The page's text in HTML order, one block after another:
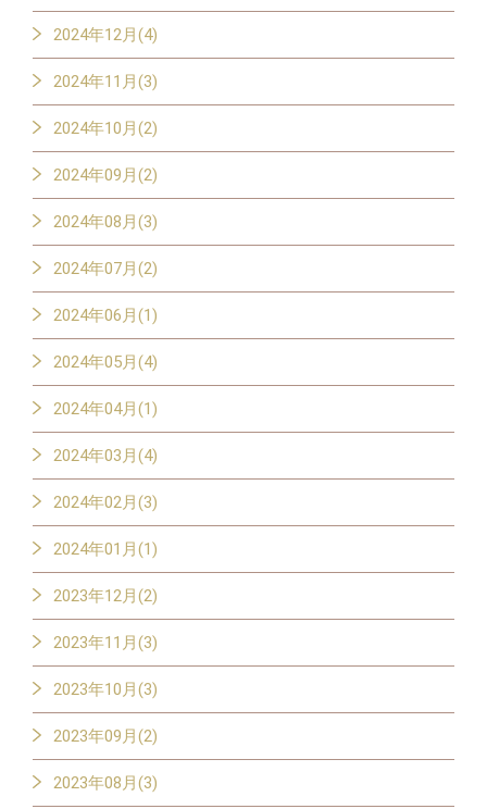
2024年12月(4)
2024年11月(3)
2024年10月(2)
2024年09月(2)
2024年08月(3)
2024年07月(2)
2024年06月(1)
2024年05月(4)
2024年04月(1)
2024年03月(4)
2024年02月(3)
2024年01月(1)
2023年12月(2)
2023年11月(3)
2023年10月(3)
2023年09月(2)
2023年08月(3)